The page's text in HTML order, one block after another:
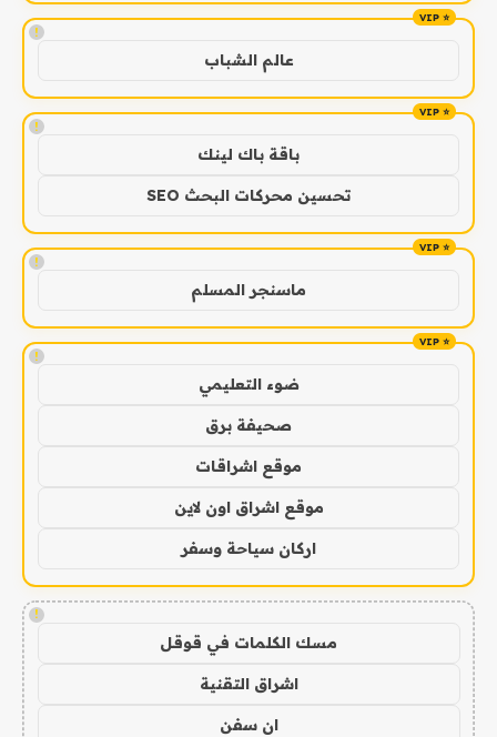
!
عالم الشباب
!
باقة باك لينك
تحسين محركات البحث SEO
!
ماسنجر المسلم
!
ضوء التعليمي
صحيفة برق
موقع اشراقات
موقع اشراق اون لاين
اركان سياحة وسفر
!
مسك الكلمات في قوقل
اشراق التقنية
ان سفن